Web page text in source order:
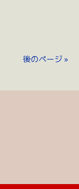
後のページ »